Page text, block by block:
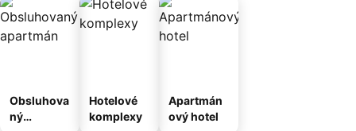
Obsluhova
ný
Hotelové
komplexy
Apartmán
ový hotel